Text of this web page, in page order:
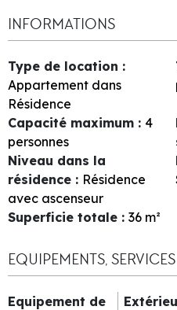
INFORMATIONS
Type de location :
Appartement dans
Résidence
Capacité maximum : 4
personnes
Niveau dans la
résidence : Résidence
avec ascenseur
Superficie totale : 36 m²
EQUIPEMENTS, SERVICES
Equipement de